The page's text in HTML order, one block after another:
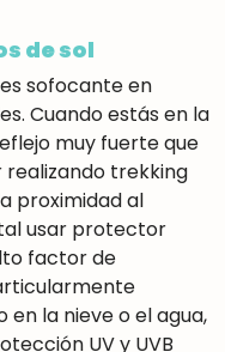
de sol
sofocante en
Cuando estás en la
muy fuerte que
trekking
proximidad al
usar protector
factor de
la nieve o el agua,
UV y UVB